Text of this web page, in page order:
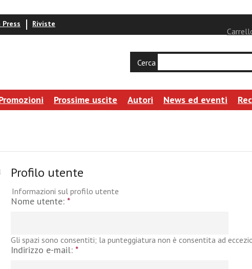
Riviste
Cerca
Prossime uscite Autori News ed eventi
Profilo utente
Informazioni sul profilo utente
Nome utente: *
Gli spazi sono consentiti; la punteggiatura non è consentita ad
Indirizzo e-mail: *